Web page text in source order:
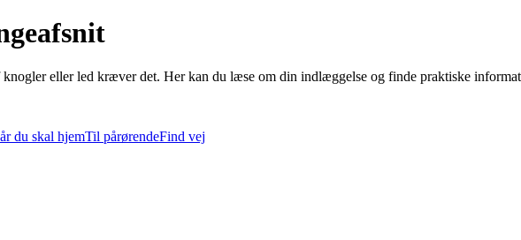
eller led kræver det. Her kan du læse om din indlæggelse og finde praktiske
du skal hjemTil pårørendeFind vej